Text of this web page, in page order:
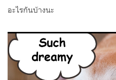
อะไรกันบ้างนะ